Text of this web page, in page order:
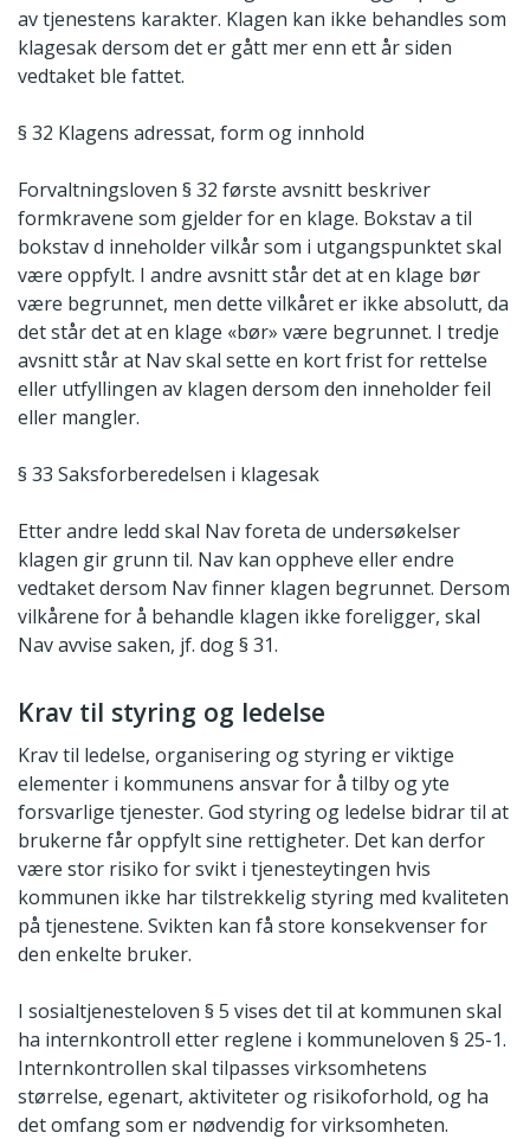
av tjenestens karakter. Klagen kan ikke behandles som
klagesak dersom det er gått mer enn ett år siden
vedtaket ble fattet.
§ 32 Klagens adressat, form og innhold
Forvaltningsloven § 32 første avsnitt beskriver
formkravene som gjelder for en klage. Bokstav a til
bokstav d inneholder vilkår som i utgangspunktet skal
være oppfylt. I andre avsnitt står det at en klage bør
være begrunnet, men dette vilkåret er ikke absolutt, da
det står det at en klage «bør» være begrunnet. I tredje
avsnitt står at Nav skal sette en kort frist for rettelse
eller utfyllingen av klagen dersom den inneholder feil
eller mangler.
§ 33 Saksforberedelsen i klagesak
Etter andre ledd skal Nav foreta de undersøkelser
klagen gir grunn til. Nav kan oppheve eller endre
vedtaket dersom Nav finner klagen begrunnet. Dersom
vilkårene for å behandle klagen ikke foreligger, skal
Nav avvise saken, jf. dog § 31.
Krav til styring og ledelse
Krav til ledelse, organisering og styring er viktige
elementer i kommunens ansvar for å tilby og yte
forsvarlige tjenester. God styring og ledelse bidrar til at
brukerne får oppfylt sine rettigheter. Det kan derfor
være stor risiko for svikt i tjenesteytingen hvis
kommunen ikke har tilstrekkelig styring med kvaliteten
på tjenestene. Svikten kan få store konsekvenser for
den enkelte bruker.
I sosialtjenesteloven § 5 vises det til at kommunen skal
ha internkontroll etter reglene i kommuneloven § 25-1.
Internkontrollen skal tilpasses virksomhetens
størrelse, egenart, aktiviteter og risikoforhold, og ha
det omfang som er nødvendig for virksomheten.